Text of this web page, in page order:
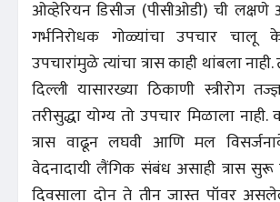
ओव्हेरियन डिसीज (पीसीओडी) ची
गर्भनिरोधक गोळ्यांचा उपचार चालू
उपचारांमुळे त्यांचा त्रास काही थांबला नाही.
दिल्ली यासारख्या ठिकाणी स्त्रीरोग
तरीसुद्धा योग्य तो उपचार मिळाला नाही.
त्रास वाढून लघवी आणि मल
वेदनादायी लैंगिक संबंध असाही त्रास
दिवसाला दोन ते तीन जास्त पॉवर